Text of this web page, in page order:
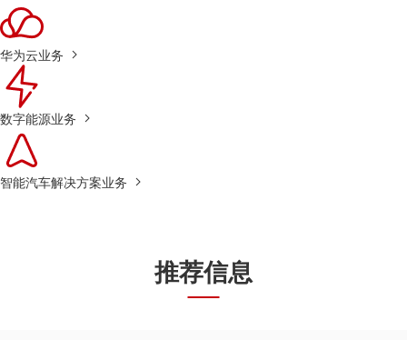
华为云业务
数字能源业务
智能汽车解决方案业务
推荐信息